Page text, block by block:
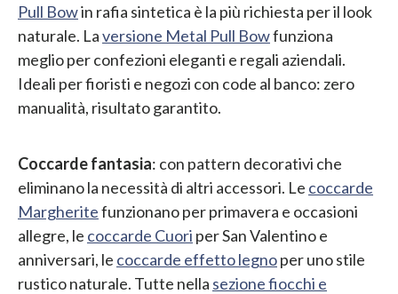
Pull Bowin rafia sintetica è la più richiesta per il look
naturale. Laversione Metal Pull Bowfunziona
meglio per confezioni eleganti e regali aziendali.
Ideali per fioristi e negozi con code al banco: zero
manualità, risultato garantito.
Coccarde fantasia: con pattern decorativi che
eliminano la necessità di altri accessori. Le coccarde
Margheritefunzionano per primavera e occasioni
allegre, le coccarde Cuori per San Valentino e
anniversari, le coccarde effetto legnoper uno stile
rustico naturale. Tutte nella sezione fiocchi e